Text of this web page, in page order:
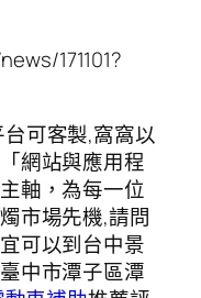
171101?
可客製,窩窩以
網站與應用程
軸，為每一位
市場先機,請問
可以到台中景
中市潭子區潭